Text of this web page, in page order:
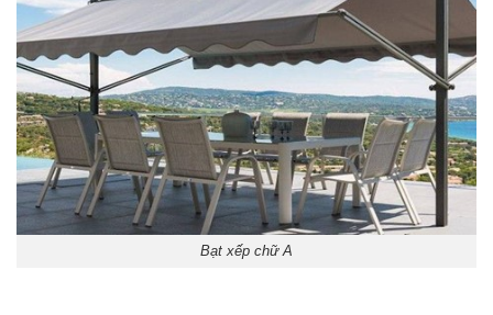
Bạt xếp chữ A